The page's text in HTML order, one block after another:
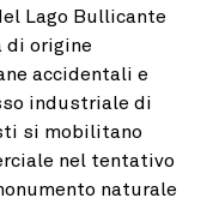
Lago Bullicante
di origine
accidentali e
industriale di
si mobilitano
nel tentativo
naturale